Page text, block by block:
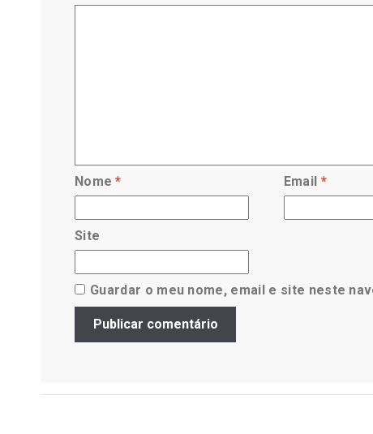
Nome* Email *
Site
Guardar o meu nome, email e site neste